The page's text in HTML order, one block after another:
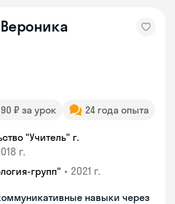
Вероника
₽ за урок 24 года опыта
"Учитель" г.
г.
групп" • 2021 г.
навыки через